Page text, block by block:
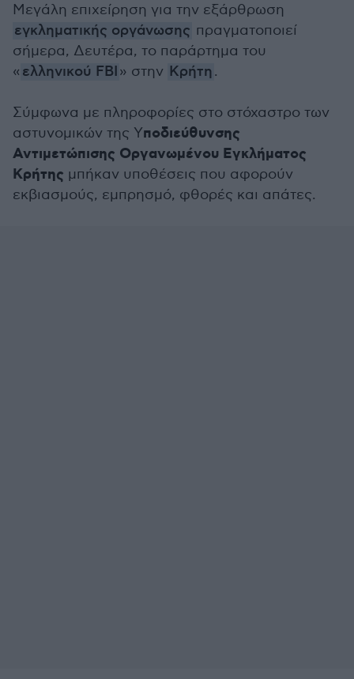
Μεγάλη επιχείρηση για την εξάρθρωση
εγκληματικής οργάνωσης πραγματοποιεί
σήμερα, Δευτέρα, το παράρτημα του
« ελληνικού FBI» στην Κρήτη.
Σύμφωνα με πληροφορίες στο στόχαστρο των
αστυνομικών της Υποδιεύθυνσης
Αντιμετώπισης Οργανωμένου Εγκλήματος
Κρήτης μπήκαν υποθέσεις που αφορούν
εκβιασμούς, εμπρησμό, φθορές και απάτες.